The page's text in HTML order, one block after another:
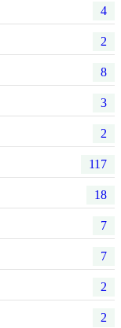
4
2
8
3
2
117
18
7
7
2
2